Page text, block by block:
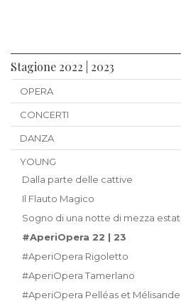
Stagione 2022 | 2023
OPERA
CONCERTI
DANZA
YOUNG
Dalla parte delle cattive
Il Flauto Magico
Sogno di una notte di mezza
#AperiOpera 22 | 23
#AperiOpera Rigoletto
#AperiOpera Tamerlano
#AperiOpera Pelléas et Mélisande